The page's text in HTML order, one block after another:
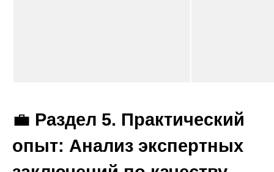
💼 Раздел 5. Практический
опыт: Анализ экспертных